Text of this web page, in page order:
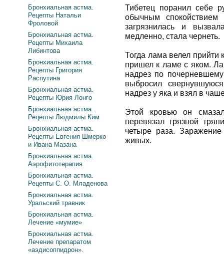
Тибетец поранил себе
обычным
загрязнилась и
медленно, стала чернеть.
Тогда лама велел прийти
пришел к ламе с яком.
надрез по
выбросил
надрез у яка и взял в
Этой кровью он
перевязал грязной
четыре раза.
живых.
Бронхиальная астма.
Рецепты Натальи
Фроловой
Бронхиальная астма.
Рецепты Михаила
Либинтова
Бронхиальная астма.
Рецепты Григория
Распутина
Бронхиальная астма.
Рецепты Юрия Лонго
Бронхиальная астма.
Рецепты Людмилы Ким
Бронхиальная астма.
Рецепты Евгения Шмерко
и Ивана Мазана
Бронхиальная астма.
Аэрофитотерапия
Бронхиальная астма.
Рецепты С. О. Младенова
Бронхиальная астма.
Уральский травник
Бронхиальная астма.
Лечение «мумие»
Бронхиальная астма.
Лечение препаратом
«аэдисоппидрон».